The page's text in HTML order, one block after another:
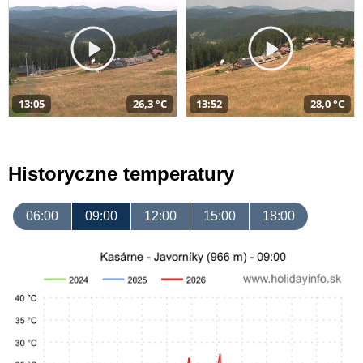
13:05 26,3 °C 13:52 28,0 °C
Historyczne temperatury
06:00 09:00 12:00 15:00 18:00